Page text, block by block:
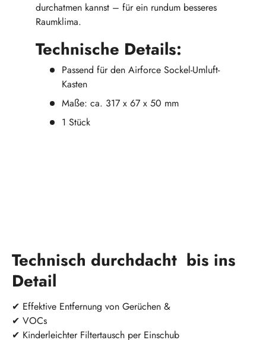
durchatmen kannst – für ein rundum besseres
Raumklima.
Technische Details:
Passend für den Airforce Sockel-Umluft-
Kasten
Maße: ca. 317 x 67 x 50 mm
1 Stück
Technisch durchdacht bis ins
Detail
✔ Effektive Entfernung von Gerüchen &
✔ VOCs
✔ Kinderleichter Filtertausch per Einschub